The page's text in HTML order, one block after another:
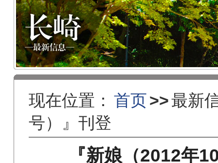
现在位置： 首页>>最新
号）』刊登
『新娘（2012年